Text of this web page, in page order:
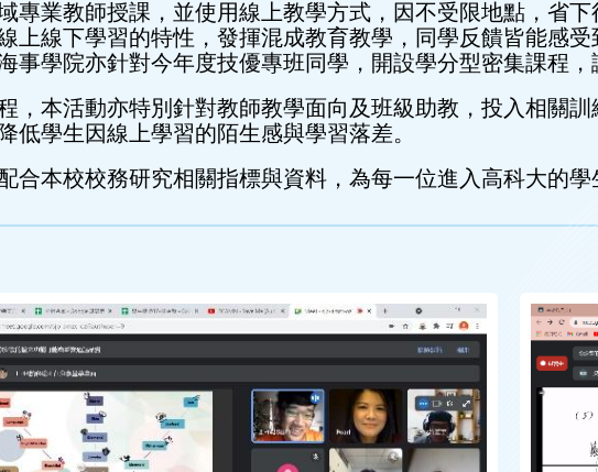
專業教師授課，並使用線上教學方式，因不受限地點，省
上線下學習的特性，發揮混成教育教學，同學反饋皆能感
事學院亦針對今年度技優專班同學，開設學分型密集課程
，本活動亦特別針對教師教學面向及班級助教，投入相關
低學生因線上學習的陌生感與學習落差。
合本校校務研究相關指標與資料，為每一位進入高科大的